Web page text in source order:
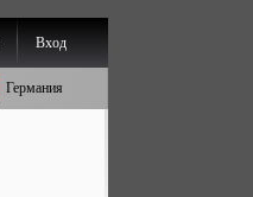
Вход
Германия